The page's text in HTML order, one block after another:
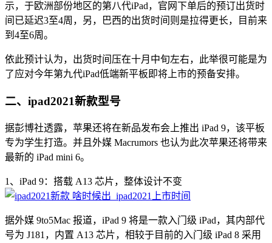
示，于欧洲部份地区的第八代iPad，官网下单后的预订出货时
间已延迟3至4周，另，巴西的出货时间则是拉得更长，目前来
到4至6周。
依此预计认为，出货时间压在十月中旬左右，此举很可能是为
了应对今年第九代iPad低端新平板即将上市的预备安排。
二、ipad2021新款型号
据彭博社透露，苹果还将在新品发布会上推出 iPad 9，该平板
专为学生打造。并且外媒 Macrumors 也认为此次苹果还将带来
最新的 iPad mini 6。
1、iPad 9：搭载 A13 芯片，整体设计不变
据外媒 9to5Mac 报道，iPad 9 将是一款入门级 iPad，其内部代
号为 J181，内置 A13 芯片，相较于目前的入门级 iPad 8 采用